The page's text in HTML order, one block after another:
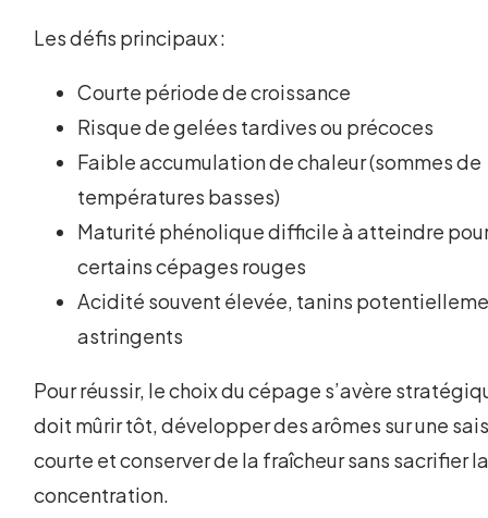
Les défis principaux :
Courte période de croissance
Risque de gelées tardives ou précoces
Faible accumulation de chaleur (sommes de
températures basses)
Maturité phénolique difficile à atteindre
certains cépages rouges
Acidité souvent élevée, tanins
astringents
Pour réussir, le choix du cépage s’avère
doit mûrir tôt, développer des arômes sur une
courte et conserver de la fraîcheur sans sacrifier
concentration.